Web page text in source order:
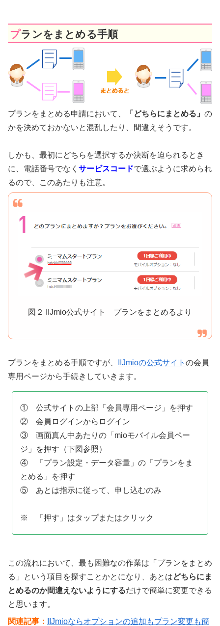
プランをまとめる手順
プランをまとめる申請において、 「どちらにまとめる」 の
かを決めておかないと混乱したり、間違えそうです。
しかも、最初にどちらを選択するか決断を迫られるとき
に、電話番号でなく サービスコードで選ぶように求められ
るので、このあたりも注意。
図２ IIJmio公式サイト プランをまとめるより
プランをまとめる手順ですが、 IIJmioの公式サイト の会員
専用ページから手続きしていきます。
① 公式サイトの上部「会員専用ページ」を押す
② 会員ログインからログイン
③ 画面真ん中あたりの「mioモバイル会員ペー
ジ」を押す（下図参照）
④ 「プラン設定・データ容量」の「プランをま
とめる」を押す
⑤ あとは指示に従って、申し込むのみ
※ 「押す」はタップまたはクリック
この流れにおいて、最も困難なの作業は「プランをまとめ
る」という項目を探すことかとになり、あとはどちらにま
とめるのか間違えないようにするだけで簡単に変更できる
と思います。
関連記事：
IIJmioならオプションの追加もプラン変更も簡